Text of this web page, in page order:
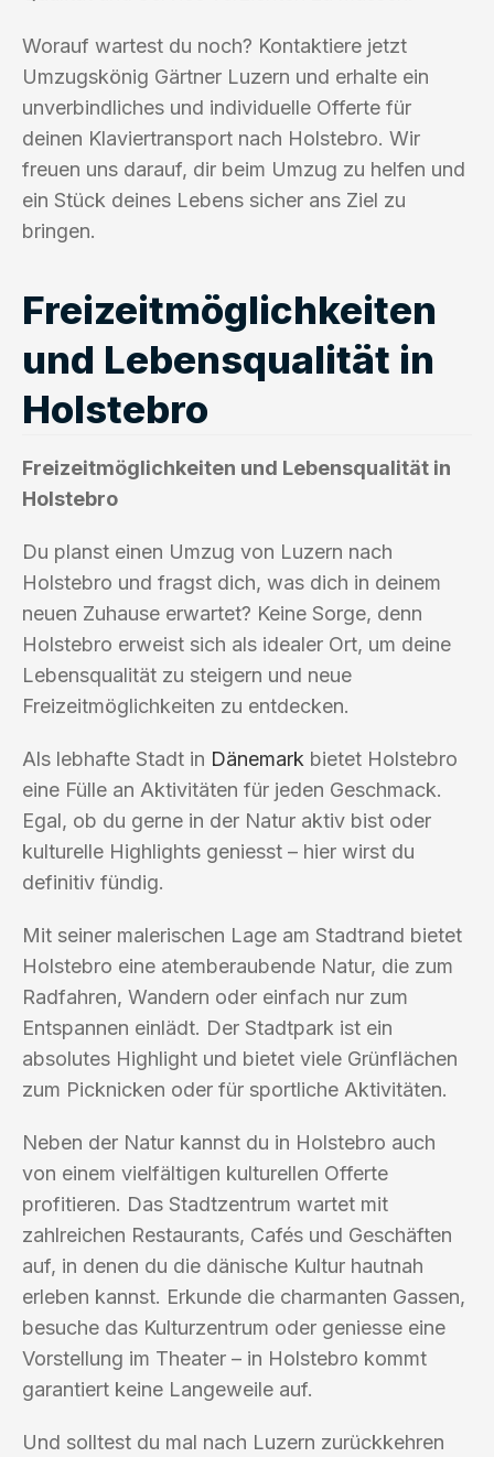
Worauf wartest du noch? Kontaktiere jetzt
Umzugskönig Gärtner Luzern und erhalte ein
unverbindliches und individuelle Offerte für
deinen Klaviertransport nach Holstebro. Wir
freuen uns darauf, dir beim Umzug zu helfen und
ein Stück deines Lebens sicher ans Ziel zu
bringen.
Freizeitmöglichkeiten
und Lebensqualität in
Holstebro
Freizeitmöglichkeiten und Lebensqualität in
Holstebro
Du planst einen Umzug von Luzern nach
Holstebro und fragst dich, was dich in deinem
neuen Zuhause erwartet? Keine Sorge, denn
Holstebro erweist sich als idealer Ort, um deine
Lebensqualität zu steigern und neue
Freizeitmöglichkeiten zu entdecken.
Als lebhafte Stadt in Dänemark bietet Holstebro
eine Fülle an Aktivitäten für jeden Geschmack.
Egal, ob du gerne in der Natur aktiv bist oder
kulturelle Highlights geniesst – hier wirst du
definitiv fündig.
Mit seiner malerischen Lage am Stadtrand bietet
Holstebro eine atemberaubende Natur, die zum
Radfahren, Wandern oder einfach nur zum
Entspannen einlädt. Der Stadtpark ist ein
absolutes Highlight und bietet viele Grünflächen
zum Picknicken oder für sportliche Aktivitäten.
Neben der Natur kannst du in Holstebro auch
von einem vielfältigen kulturellen Offerte
profitieren. Das Stadtzentrum wartet mit
zahlreichen Restaurants, Cafés und Geschäften
auf, in denen du die dänische Kultur hautnah
erleben kannst. Erkunde die charmanten Gassen,
besuche das Kulturzentrum oder geniesse eine
Vorstellung im Theater – in Holstebro kommt
garantiert keine Langeweile auf.
Und solltest du mal nach Luzern zurückkehren